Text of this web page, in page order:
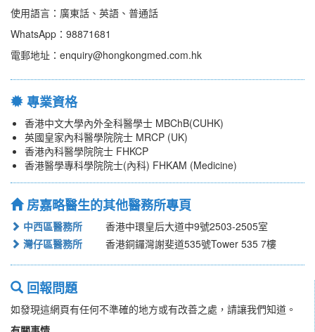
使用語言：廣東話、英語、普通話
WhatsApp：98871681
電郵地址：enquiry@hongkongmed.com.hk
專業資格
香港中文大學內外全科醫學士 MBChB(CUHK)
英國皇家內科醫學院院士 MRCP (UK)
香港內科醫學院院士 FHKCP
香港醫學專科學院院士(內科) FHKAM (Medicine)
房嘉略醫生的其他醫務所專頁
中西區醫務所
香港中環皇后大道中9號2503-2505室
灣仔區醫務所
香港銅鑼灣謝斐道535號Tower 535 7樓
回報問題
如發現這網頁有任何不準確的地方或有改善之處，請讓我們知道。